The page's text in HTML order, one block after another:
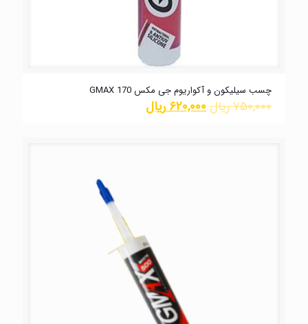
چسب سیلیکون و آکواریوم جی مکس GMAX 170
۷۵۰,۰۰۰ریال۶۲۰,۰۰۰ریال